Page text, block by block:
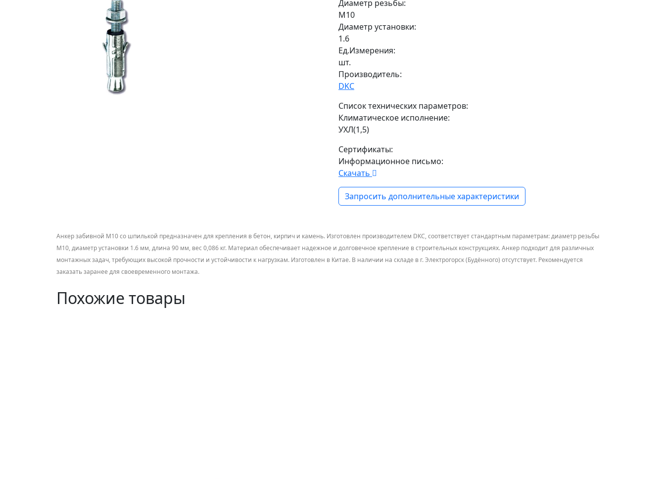
Диаметр резьбы:
М10
Диаметр установки:
1.6
Ед.Измерения:
шт.
Производитель:
DKC
Список технических параметров:
Климатическое исполнение:
УХЛ(1,5)
Сертификаты:
Информационное письмо:
Скачать
Запросить дополнительные характеристики
Анкер забивной М10 со шпилькой предназначен для крепления в бетон, кирпич и камень. Изготовлен производителем DKC, соответствует стандартным параметрам: диаметр резьбы
М10, диаметр установки 1.6 мм, длина 90 мм, вес 0,086 кг. Материал обеспечивает надежное и долговечное крепление в строительных конструкциях. Анкер подходит для различных
монтажных задач, требующих высокой прочности и устойчивости к нагрузкам. Изготовлен в Китае. В наличии на складе в г. Электрогорск (Будённого) отсутствует. Рекомендуется
заказать заранее для своевременного монтажа.
Похожие товары